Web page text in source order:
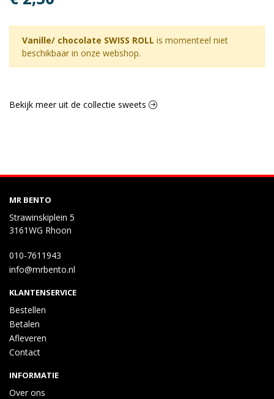
Vanille/ chocolate SWISS ROLL is momenteel niet
beschikbaar in onze webshop.
Bekijk meer uit de collectie sweets
MR BENTO
Strawinskiplein 5
3161WG Rhoon
010-7611943
info@mrbento.nl
KLANTENSERVICE
Bestellen
Betalen
Afleveren
Contact
INFORMATIE
Over ons